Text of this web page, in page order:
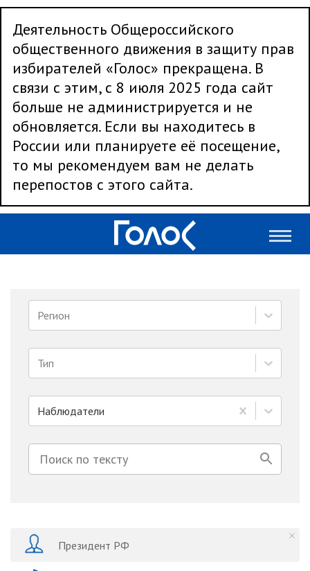
Деятельность Общероссийского
общественного движения в защиту прав
избирателей «Голос» прекращена. В
связи с этим, с 8 июля 2025 года сайт
больше не администрируется и не
обновляется. Если вы находитесь в
России или планируете её посещение,
то мы рекомендуем вам не делать
перепостов с этого сайта.
Регион
Тип
Наблюдатели
Президент РФ